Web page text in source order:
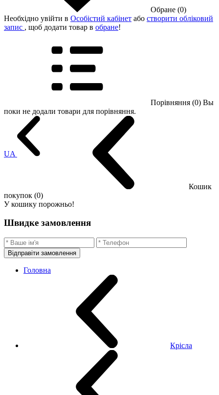
Обране (0)
Необхідно увійти в Особістий кабінет або створити обліковий
запис , щоб додати товар в обране!
Порівняння (0) Вы
поки не додали товари для порівняння.
UA
Кошик
покупок (0)
У кошику порожньо!
Швидке замовлення
Відправіти замовлення
Головна
Крісла